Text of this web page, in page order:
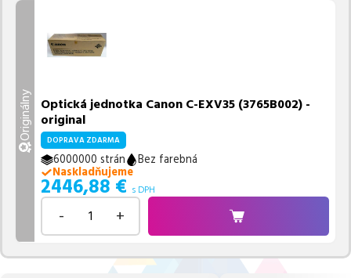
Originálny Optická jednotka Canon C-EXV35 (3765B002) -
original
DOPRAVA ZDARMA
6000000 strán
Bez farebná
Naskladňujeme
2446,88 € s DPH
- +